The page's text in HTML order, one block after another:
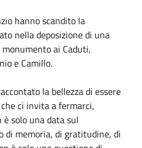
hanno scandito la
nella deposizione di una
ai Caduti,
e Camillo.
la bellezza di essere
ci invita a fermarci,
solo una data sul
di memoria, di gratitudine, di